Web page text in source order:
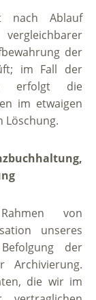
nach Ablauf
der
im Fall der
erfolgt die
im etwaigen
Löschung.
von
unseres
der
Archivierung.
die wir im